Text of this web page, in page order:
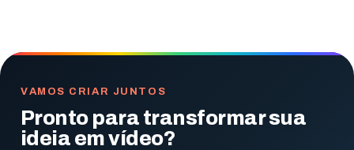
VAMOS CRIAR JUNTOS
Pronto para transformar sua
ideia em vídeo?